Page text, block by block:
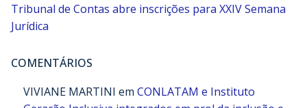
Tribunal de Contas abre inscrições para XXIV Semana
Jurídica
COMENTÁRIOS
VIVIANE MARTINI em CONLATAM e Instituto